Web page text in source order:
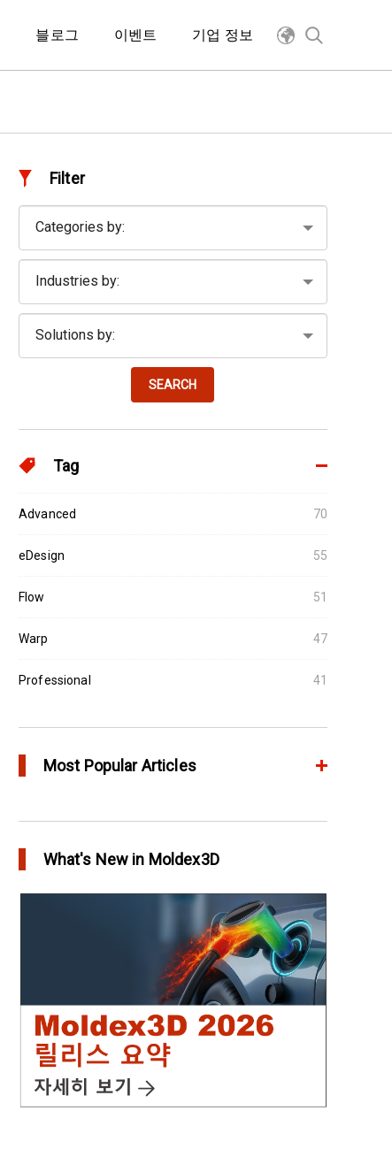
블로그 이벤트 기업 정보
Filter
SEARCH
Tag
Advanced 70
eDesign 55
Flow 51
Warp 47
Professional 41
Most Popular Articles
in Top Story
IC Packaging 제품의 물리적 강도 확보를 위한
Post Mold Curing(PMC)해석 설정
어닐링을 통해 플라스틱 제품에 가치를 추가
in Top Story
What's New in Moldex3D